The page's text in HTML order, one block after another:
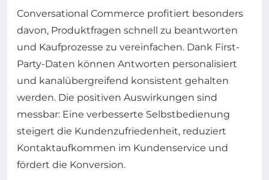
Conversational Commerce profitiert besonders
davon, Produktfragen schnell zu beantworten
und Kaufprozesse zu vereinfachen. Dank First-
Party-Daten können Antworten personalisiert
und kanalübergreifend konsistent gehalten
werden. Die positiven Auswirkungen sind
messbar: Eine verbesserte Selbstbedienung
steigert die Kundenzufriedenheit, reduziert
Kontaktaufkommen im Kundenservice und
fördert die Konversion.